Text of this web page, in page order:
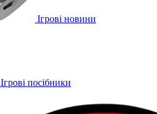
Ігрові новини
Ігрові посібники